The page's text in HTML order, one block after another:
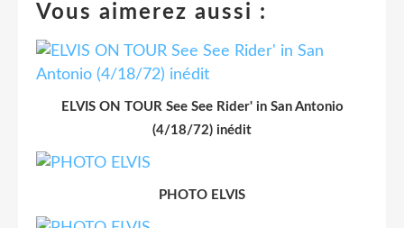
Vous aimerez aussi :
ELVIS ON TOUR See See Rider' in San Antonio
(4/18/72) inédit
PHOTO ELVIS